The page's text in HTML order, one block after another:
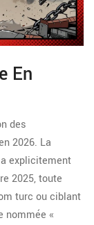
En
des
2026. La
explicitement
2025, toute
turc ou ciblant
nommée «